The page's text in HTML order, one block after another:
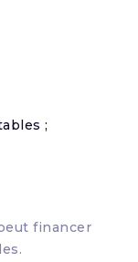
;
financer